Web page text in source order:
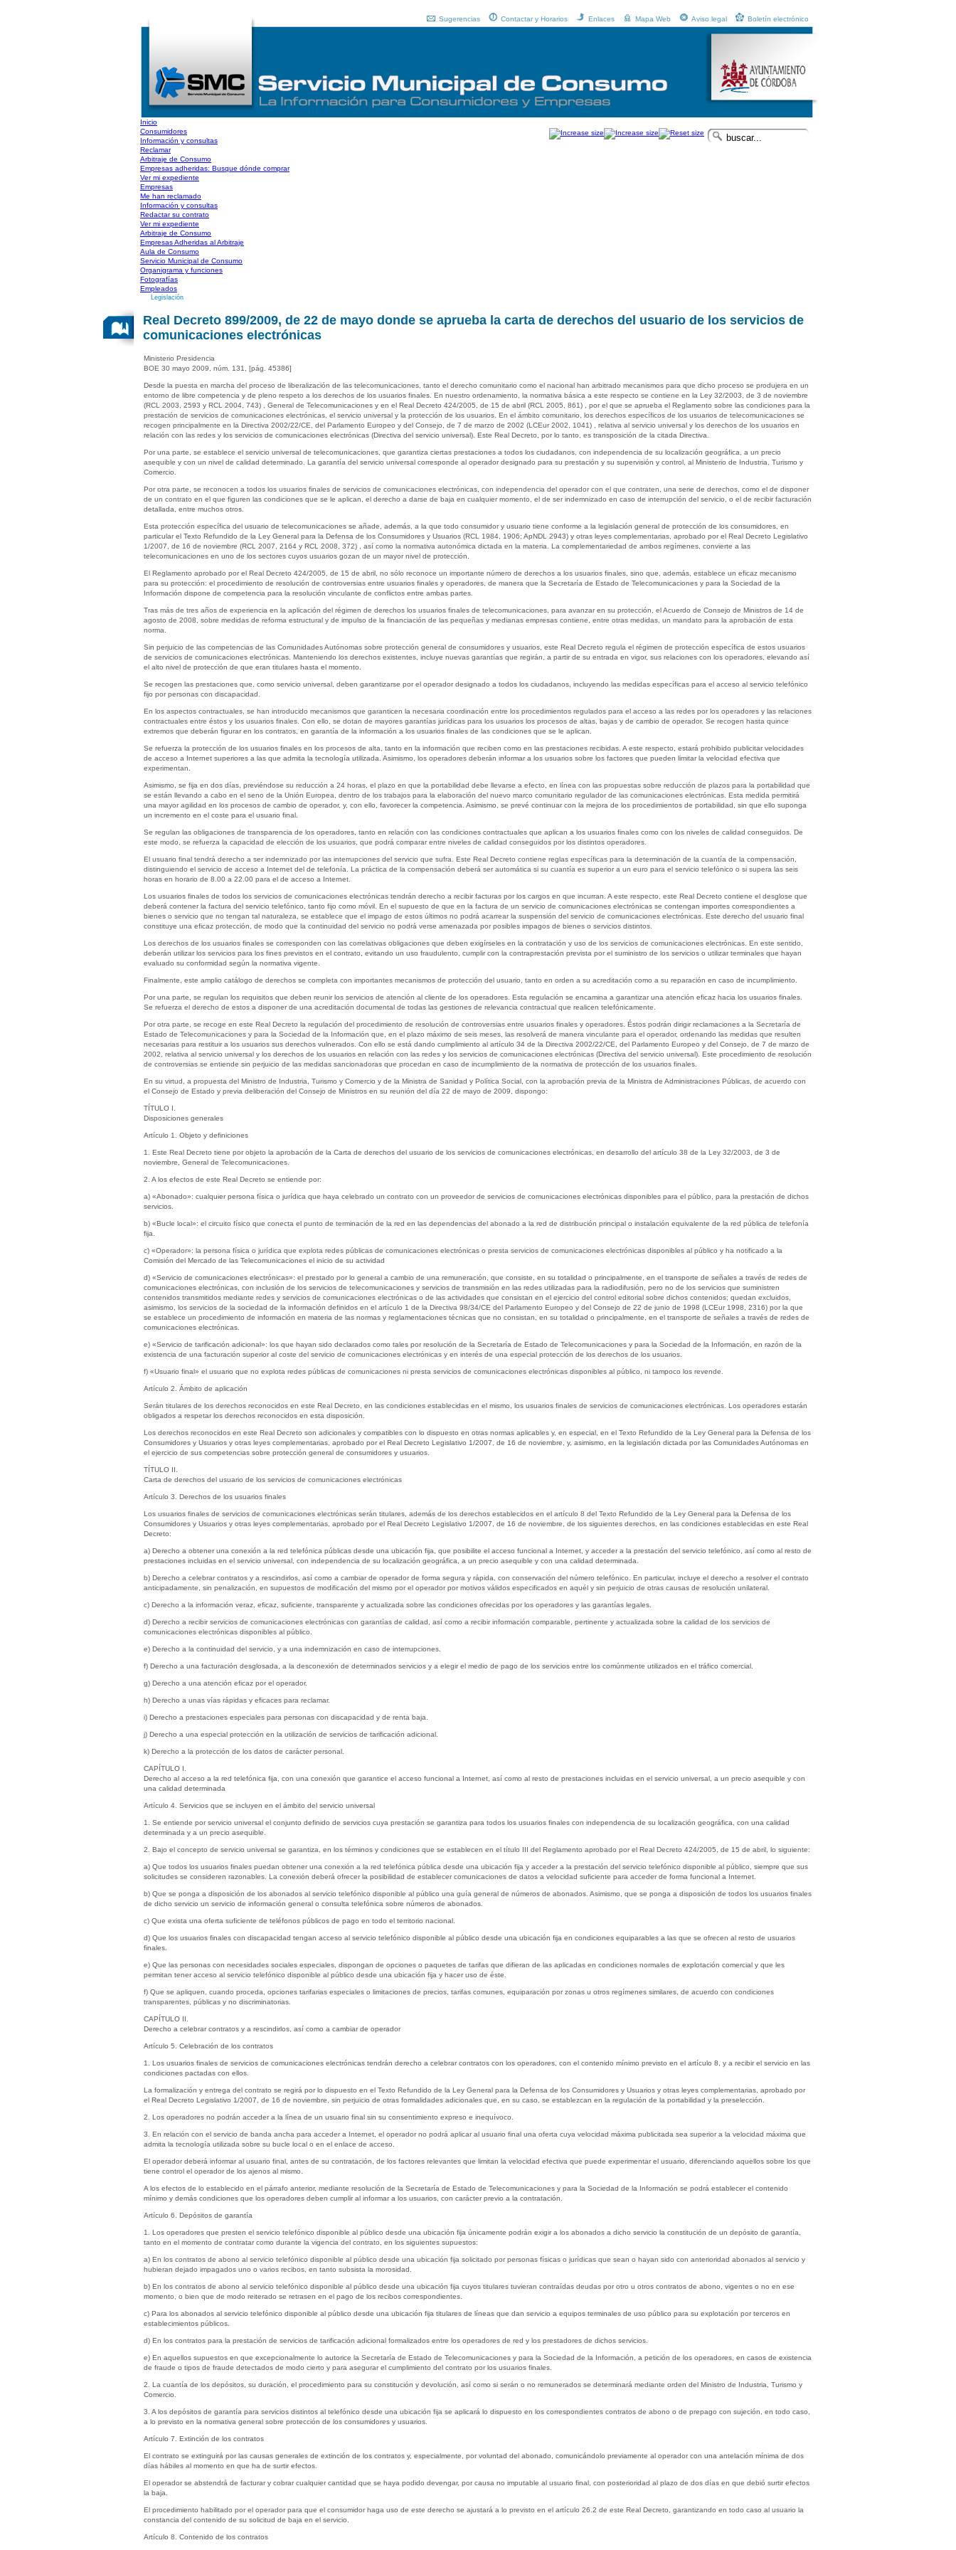
Boletín electrónico
Aviso legal
Mapa Web
Enlaces
Contactar y Horarios
Sugerencias
Inicio
Consumidores
Información y consultas
Reclamar
Arbitraje de Consumo
Empresas adheridas: Busque dónde comprar
Ver mi expediente
Empresas
Me han reclamado
Información y consultas
Redactar su contrato
Ver mi expediente
Arbitraje de Consumo
Empresas Adheridas al Arbitraje
Aula de Consumo
Servicio Municipal de Consumo
Organigrama y funciones
Fotografías
Empleados
Legislación
Real Decreto 899/2009, de 22 de mayo donde se aprueba la carta de derechos del usuario de los servicios de
comunicaciones electrónicas
Ministerio Presidencia
BOE 30 mayo 2009, núm. 131, [pág. 45386]
Desde la puesta en marcha del proceso de liberalización de las telecomunicaciones, tanto el derecho comunitario como el nacional han arbitrado mecanismos para que dicho proceso se produjera en un
entorno de libre competencia y de pleno respeto a los derechos de los usuarios finales. En nuestro ordenamiento, la normativa básica a este respecto se contiene en la Ley 32/2003, de 3 de noviembre
(RCL 2003, 2593 y RCL 2004, 743) , General de Telecomunicaciones y en el Real Decreto 424/2005, de 15 de abril (RCL 2005, 861) , por el que se aprueba el Reglamento sobre las condiciones para la
prestación de servicios de comunicaciones electrónicas, el servicio universal y la protección de los usuarios. En el ámbito comunitario, los derechos específicos de los usuarios de telecomunicaciones se
recogen principalmente en la Directiva 2002/22/CE, del Parlamento Europeo y del Consejo, de 7 de marzo de 2002 (LCEur 2002, 1041) , relativa al servicio universal y los derechos de los usuarios en
relación con las redes y los servicios de comunicaciones electrónicas (Directiva del servicio universal). Este Real Decreto, por lo tanto, es transposición de la citada Directiva.
Por una parte, se establece el servicio universal de telecomunicaciones, que garantiza ciertas prestaciones a todos los ciudadanos, con independencia de su localización geográfica, a un precio
asequible y con un nivel de calidad determinado. La garantía del servicio universal corresponde al operador designado para su prestación y su supervisión y control, al Ministerio de Industria, Turismo y
Comercio.
Por otra parte, se reconocen a todos los usuarios finales de servicios de comunicaciones electrónicas, con independencia del operador con el que contraten, una serie de derechos, como el de disponer
de un contrato en el que figuren las condiciones que se le aplican, el derecho a darse de baja en cualquier momento, el de ser indemnizado en caso de interrupción del servicio, o el de recibir facturación
detallada, entre muchos otros.
Esta protección específica del usuario de telecomunicaciones se añade, además, a la que todo consumidor y usuario tiene conforme a la legislación general de protección de los consumidores, en
particular el Texto Refundido de la Ley General para la Defensa de los Consumidores y Usuarios (RCL 1984, 1906; ApNDL 2943) y otras leyes complementarias, aprobado por el Real Decreto Legislativo
1/2007, de 16 de noviembre (RCL 2007, 2164 y RCL 2008, 372) , así como la normativa autonómica dictada en la materia. La complementariedad de ambos regímenes, convierte a las
telecomunicaciones en uno de los sectores cuyos usuarios gozan de un mayor nivel de protección.
El Reglamento aprobado por el Real Decreto 424/2005, de 15 de abril, no sólo reconoce un importante número de derechos a los usuarios finales, sino que, además, establece un eficaz mecanismo
para su protección: el procedimiento de resolución de controversias entre usuarios finales y operadores, de manera que la Secretaría de Estado de Telecomunicaciones y para la Sociedad de la
Información dispone de competencia para la resolución vinculante de conflictos entre ambas partes.
Tras más de tres años de experiencia en la aplicación del régimen de derechos los usuarios finales de telecomunicaciones, para avanzar en su protección, el Acuerdo de Consejo de Ministros de 14 de
agosto de 2008, sobre medidas de reforma estructural y de impulso de la financiación de las pequeñas y medianas empresas contiene, entre otras medidas, un mandato para la aprobación de esta
norma.
Sin perjuicio de las competencias de las Comunidades Autónomas sobre protección general de consumidores y usuarios, este Real Decreto regula el régimen de protección específica de estos usuarios
de servicios de comunicaciones electrónicas. Manteniendo los derechos existentes, incluye nuevas garantías que regirán, a partir de su entrada en vigor, sus relaciones con los operadores, elevando así
el alto nivel de protección de que eran titulares hasta el momento.
Se recogen las prestaciones que, como servicio universal, deben garantizarse por el operador designado a todos los ciudadanos, incluyendo las medidas específicas para el acceso al servicio telefónico
fijo por personas con discapacidad.
En los aspectos contractuales, se han introducido mecanismos que garanticen la necesaria coordinación entre los procedimientos regulados para el acceso a las redes por los operadores y las relaciones
contractuales entre éstos y los usuarios finales. Con ello, se dotan de mayores garantías jurídicas para los usuarios los procesos de altas, bajas y de cambio de operador. Se recogen hasta quince
extremos que deberán figurar en los contratos, en garantía de la información a los usuarios finales de las condiciones que se le aplican.
Se refuerza la protección de los usuarios finales en los procesos de alta, tanto en la información que reciben como en las prestaciones recibidas. A este respecto, estará prohibido publicitar velocidades
de acceso a Internet superiores a las que admita la tecnología utilizada. Asimismo, los operadores deberán informar a los usuarios sobre los factores que pueden limitar la velocidad efectiva que
experimentan.
Asimismo, se fija en dos días, previéndose su reducción a 24 horas, el plazo en que la portabilidad debe llevarse a efecto, en línea con las propuestas sobre reducción de plazos para la portabilidad que
se están llevando a cabo en el seno de la Unión Europea, dentro de los trabajos para la elaboración del nuevo marco comunitario regulador de las comunicaciones electrónicas. Esta medida permitirá
una mayor agilidad en los procesos de cambio de operador, y, con ello, favorecer la competencia. Asimismo, se prevé continuar con la mejora de los procedimientos de portabilidad, sin que ello suponga
un incremento en el coste para el usuario final.
Se regulan las obligaciones de transparencia de los operadores, tanto en relación con las condiciones contractuales que aplican a los usuarios finales como con los niveles de calidad conseguidos. De
este modo, se refuerza la capacidad de elección de los usuarios, que podrá comparar entre niveles de calidad conseguidos por los distintos operadores.
El usuario final tendrá derecho a ser indemnizado por las interrupciones del servicio que sufra. Este Real Decreto contiene reglas específicas para la determinación de la cuantía de la compensación,
distinguiendo el servicio de acceso a Internet del de telefonía. La práctica de la compensación deberá ser automática si su cuantía es superior a un euro para el servicio telefónico o si supera las seis
horas en horario de 8.00 a 22.00 para el de acceso a Internet.
Los usuarios finales de todos los servicios de comunicaciones electrónicas tendrán derecho a recibir facturas por los cargos en que incurran. A este respecto, este Real Decreto contiene el desglose que
deberá contener la factura del servicio telefónico, tanto fijo como móvil. En el supuesto de que en la factura de un servicio de comunicaciones electrónicas se contengan importes correspondientes a
bienes o servicio que no tengan tal naturaleza, se establece que el impago de estos últimos no podrá acarrear la suspensión del servicio de comunicaciones electrónicas. Este derecho del usuario final
constituye una eficaz protección, de modo que la continuidad del servicio no podrá verse amenazada por posibles impagos de bienes o servicios distintos.
Los derechos de los usuarios finales se corresponden con las correlativas obligaciones que deben exigírseles en la contratación y uso de los servicios de comunicaciones electrónicas. En este sentido,
deberán utilizar los servicios para los fines previstos en el contrato, evitando un uso fraudulento, cumplir con la contraprestación prevista por el suministro de los servicios o utilizar terminales que hayan
evaluado su conformidad según la normativa vigente.
Finalmente, este amplio catálogo de derechos se completa con importantes mecanismos de protección del usuario, tanto en orden a su acreditación como a su reparación en caso de incumplimiento.
Por una parte, se regulan los requisitos que deben reunir los servicios de atención al cliente de los operadores. Esta regulación se encamina a garantizar una atención eficaz hacia los usuarios finales.
Se refuerza el derecho de estos a disponer de una acreditación documental de todas las gestiones de relevancia contractual que realicen telefónicamente.
Por otra parte, se recoge en este Real Decreto la regulación del procedimiento de resolución de controversias entre usuarios finales y operadores. Éstos podrán dirigir reclamaciones a la Secretaría de
Estado de Telecomunicaciones y para la Sociedad de la Información que, en el plazo máximo de seis meses, las resolverá de manera vinculante para el operador, ordenando las medidas que resulten
necesarias para restituir a los usuarios sus derechos vulnerados. Con ello se está dando cumplimiento al artículo 34 de la Directiva 2002/22/CE, del Parlamento Europeo y del Consejo, de 7 de marzo de
2002, relativa al servicio universal y los derechos de los usuarios en relación con las redes y los servicios de comunicaciones electrónicas (Directiva del servicio universal). Este procedimiento de resolución
de controversias se entiende sin perjuicio de las medidas sancionadoras que procedan en caso de incumplimiento de la normativa de protección de los usuarios finales.
En su virtud, a propuesta del Ministro de Industria, Turismo y Comercio y de la Ministra de Sanidad y Política Social, con la aprobación previa de la Ministra de Administraciones Públicas, de acuerdo con
el Consejo de Estado y previa deliberación del Consejo de Ministros en su reunión del día 22 de mayo de 2009, dispongo:
TÍTULO I.
Disposiciones generales
Artículo 1. Objeto y definiciones
1. Este Real Decreto tiene por objeto la aprobación de la Carta de derechos del usuario de los servicios de comunicaciones electrónicas, en desarrollo del artículo 38 de la Ley 32/2003, de 3 de
noviembre, General de Telecomunicaciones.
2. A los efectos de este Real Decreto se entiende por:
a) «Abonado»: cualquier persona física o jurídica que haya celebrado un contrato con un proveedor de servicios de comunicaciones electrónicas disponibles para el público, para la prestación de dichos
servicios.
b) «Bucle local»: el circuito físico que conecta el punto de terminación de la red en las dependencias del abonado a la red de distribución principal o instalación equivalente de la red pública de telefonía
fija.
c) «Operador»: la persona física o jurídica que explota redes públicas de comunicaciones electrónicas o presta servicios de comunicaciones electrónicas disponibles al público y ha notificado a la
Comisión del Mercado de las Telecomunicaciones el inicio de su actividad
d) «Servicio de comunicaciones electrónicas»: el prestado por lo general a cambio de una remuneración, que consiste, en su totalidad o principalmente, en el transporte de señales a través de redes de
comunicaciones electrónicas, con inclusión de los servicios de telecomunicaciones y servicios de transmisión en las redes utilizadas para la radiodifusión, pero no de los servicios que suministren
contenidos transmitidos mediante redes y servicios de comunicaciones electrónicas o de las actividades que consistan en el ejercicio del control editorial sobre dichos contenidos; quedan excluidos,
asimismo, los servicios de la sociedad de la información definidos en el artículo 1 de la Directiva 98/34/CE del Parlamento Europeo y del Consejo de 22 de junio de 1998 (LCEur 1998, 2316) por la que
se establece un procedimiento de información en materia de las normas y reglamentaciones técnicas que no consistan, en su totalidad o principalmente, en el transporte de señales a través de redes de
comunicaciones electrónicas.
e) «Servicio de tarificación adicional»: los que hayan sido declarados como tales por resolución de la Secretaría de Estado de Telecomunicaciones y para la Sociedad de la Información, en razón de la
existencia de una facturación superior al coste del servicio de comunicaciones electrónicas y en interés de una especial protección de los derechos de los usuarios.
f) «Usuario final» el usuario que no explota redes públicas de comunicaciones ni presta servicios de comunicaciones electrónicas disponibles al público, ni tampoco los revende.
Artículo 2. Ámbito de aplicación
Serán titulares de los derechos reconocidos en este Real Decreto, en las condiciones establecidas en el mismo, los usuarios finales de servicios de comunicaciones electrónicas. Los operadores estarán
obligados a respetar los derechos reconocidos en esta disposición.
Los derechos reconocidos en este Real Decreto son adicionales y compatibles con lo dispuesto en otras normas aplicables y, en especial, en el Texto Refundido de la Ley General para la Defensa de los
Consumidores y Usuarios y otras leyes complementarias, aprobado por el Real Decreto Legislativo 1/2007, de 16 de noviembre, y, asimismo, en la legislación dictada por las Comunidades Autónomas en
el ejercicio de sus competencias sobre protección general de consumidores y usuarios.
TÍTULO II.
Carta de derechos del usuario de los servicios de comunicaciones electrónicas
Artículo 3. Derechos de los usuarios finales
Los usuarios finales de servicios de comunicaciones electrónicas serán titulares, además de los derechos establecidos en el artículo 8 del Texto Refundido de la Ley General para la Defensa de los
Consumidores y Usuarios y otras leyes complementarias, aprobado por el Real Decreto Legislativo 1/2007, de 16 de noviembre, de los siguientes derechos, en las condiciones establecidas en este Real
Decreto:
a) Derecho a obtener una conexión a la red telefónica públicas desde una ubicación fija, que posibilite el acceso funcional a Internet, y acceder a la prestación del servicio telefónico, así como al resto de
prestaciones incluidas en el servicio universal, con independencia de su localización geográfica, a un precio asequible y con una calidad determinada.
b) Derecho a celebrar contratos y a rescindirlos, así como a cambiar de operador de forma segura y rápida, con conservación del número telefónico. En particular, incluye el derecho a resolver el contrato
anticipadamente, sin penalización, en supuestos de modificación del mismo por el operador por motivos válidos especificados en aquél y sin perjuicio de otras causas de resolución unilateral.
c) Derecho a la información veraz, eficaz, suficiente, transparente y actualizada sobre las condiciones ofrecidas por los operadores y las garantías legales.
d) Derecho a recibir servicios de comunicaciones electrónicas con garantías de calidad, así como a recibir información comparable, pertinente y actualizada sobre la calidad de los servicios de
comunicaciones electrónicas disponibles al público.
e) Derecho a la continuidad del servicio, y a una indemnización en caso de interrupciones.
f) Derecho a una facturación desglosada, a la desconexión de determinados servicios y a elegir el medio de pago de los servicios entre los comúnmente utilizados en el tráfico comercial.
g) Derecho a una atención eficaz por el operador.
h) Derecho a unas vías rápidas y eficaces para reclamar.
i) Derecho a prestaciones especiales para personas con discapacidad y de renta baja.
j) Derecho a una especial protección en la utilización de servicios de tarificación adicional.
k) Derecho a la protección de los datos de carácter personal.
CAPÍTULO I.
Derecho al acceso a la red telefónica fija, con una conexión que garantice el acceso funcional a Internet, así como al resto de prestaciones incluidas en el servicio universal, a un precio asequible y con
una calidad determinada
Artículo 4. Servicios que se incluyen en el ámbito del servicio universal
1. Se entiende por servicio universal el conjunto definido de servicios cuya prestación se garantiza para todos los usuarios finales con independencia de su localización geográfica, con una calidad
determinada y a un precio asequible.
2. Bajo el concepto de servicio universal se garantiza, en los términos y condiciones que se establecen en el título III del Reglamento aprobado por el Real Decreto 424/2005, de 15 de abril, lo siguiente:
a) Que todos los usuarios finales puedan obtener una conexión a la red telefónica pública desde una ubicación fija y acceder a la prestación del servicio telefónico disponible al público, siempre que sus
solicitudes se consideren razonables. La conexión deberá ofrecer la posibilidad de establecer comunicaciones de datos a velocidad suficiente para acceder de forma funcional a Internet.
b) Que se ponga a disposición de los abonados al servicio telefónico disponible al público una guía general de números de abonados. Asimismo, que se ponga a disposición de todos los usuarios finales
de dicho servicio un servicio de información general o consulta telefónica sobre números de abonados.
c) Que exista una oferta suficiente de teléfonos públicos de pago en todo el territorio nacional.
d) Que los usuarios finales con discapacidad tengan acceso al servicio telefónico disponible al público desde una ubicación fija en condiciones equiparables a las que se ofrecen al resto de usuarios
finales.
e) Que las personas con necesidades sociales especiales, dispongan de opciones o paquetes de tarifas que difieran de las aplicadas en condiciones normales de explotación comercial y que les
permitan tener acceso al servicio telefónico disponible al público desde una ubicación fija y hacer uso de éste.
f) Que se apliquen, cuando proceda, opciones tarifarias especiales o limitaciones de precios, tarifas comunes, equiparación por zonas u otros regímenes similares, de acuerdo con condiciones
transparentes, públicas y no discriminatorias.
CAPÍTULO II.
Derecho a celebrar contratos y a rescindirlos, así como a cambiar de operador
Artículo 5. Celebración de los contratos
1. Los usuarios finales de servicios de comunicaciones electrónicas tendrán derecho a celebrar contratos con los operadores, con el contenido mínimo previsto en el artículo 8, y a recibir el servicio en las
condiciones pactadas con ellos.
La formalización y entrega del contrato se regirá por lo dispuesto en el Texto Refundido de la Ley General para la Defensa de los Consumidores y Usuarios y otras leyes complementarias, aprobado por
el Real Decreto Legislativo 1/2007, de 16 de noviembre, sin perjuicio de otras formalidades adicionales que, en su caso, se establezcan en la regulación de la portabilidad y la preselección.
2. Los operadores no podrán acceder a la línea de un usuario final sin su consentimiento expreso e inequívoco.
3. En relación con el servicio de banda ancha para acceder a Internet, el operador no podrá aplicar al usuario final una oferta cuya velocidad máxima publicitada sea superior a la velocidad máxima que
admita la tecnología utilizada sobre su bucle local o en el enlace de acceso.
El operador deberá informar al usuario final, antes de su contratación, de los factores relevantes que limitan la velocidad efectiva que puede experimentar el usuario, diferenciando aquellos sobre los que
tiene control el operador de los ajenos al mismo.
A los efectos de lo establecido en el párrafo anterior, mediante resolución de la Secretaría de Estado de Telecomunicaciones y para la Sociedad de la Información se podrá establecer el contenido
mínimo y demás condiciones que los operadores deben cumplir al informar a los usuarios, con carácter previo a la contratación.
Artículo 6. Depósitos de garantía
1. Los operadores que presten el servicio telefónico disponible al público desde una ubicación fija únicamente podrán exigir a los abonados a dicho servicio la constitución de un depósito de garantía,
tanto en el momento de contratar como durante la vigencia del contrato, en los siguientes supuestos:
a) En los contratos de abono al servicio telefónico disponible al público desde una ubicación fija solicitado por personas físicas o jurídicas que sean o hayan sido con anterioridad abonados al servicio y
hubieran dejado impagados uno o varios recibos, en tanto subsista la morosidad.
b) En los contratos de abono al servicio telefónico disponible al público desde una ubicación fija cuyos titulares tuvieran contraídas deudas por otro u otros contratos de abono, vigentes o no en ese
momento, o bien que de modo reiterado se retrasen en el pago de los recibos correspondientes.
c) Para los abonados al servicio telefónico disponible al público desde una ubicación fija titulares de líneas que dan servicio a equipos terminales de uso público para su explotación por terceros en
establecimientos públicos.
d) En los contratos para la prestación de servicios de tarificación adicional formalizados entre los operadores de red y los prestadores de dichos servicios.
e) En aquellos supuestos en que excepcionalmente lo autorice la Secretaría de Estado de Telecomunicaciones y para la Sociedad de la Información, a petición de los operadores, en casos de existencia
de fraude o tipos de fraude detectados de modo cierto y para asegurar el cumplimiento del contrato por los usuarios finales.
2. La cuantía de los depósitos, su duración, el procedimiento para su constitución y devolución, así como si serán o no remunerados se determinará mediante orden del Ministro de Industria, Turismo y
Comercio.
3. A los depósitos de garantía para servicios distintos al telefónico desde una ubicación fija se aplicará lo dispuesto en los correspondientes contratos de abono o de prepago con sujeción, en todo caso,
a lo previsto en la normativa general sobre protección de los consumidores y usuarios.
Artículo 7. Extinción de los contratos
El contrato se extinguirá por las causas generales de extinción de los contratos y, especialmente, por voluntad del abonado, comunicándolo previamente al operador con una antelación mínima de dos
días hábiles al momento en que ha de surtir efectos.
El operador se abstendrá de facturar y cobrar cualquier cantidad que se haya podido devengar, por causa no imputable al usuario final, con posterioridad al plazo de dos días en que debió surtir efectos
la baja.
El procedimiento habilitado por el operador para que el consumidor haga uso de este derecho se ajustará a lo previsto en el artículo 26.2 de este Real Decreto, garantizando en todo caso al usuario la
constancia del contenido de su solicitud de baja en el servicio.
Artículo 8. Contenido de los contratos